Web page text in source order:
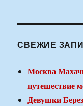
СВЕЖИЕ
Москва
путешествие
Девушки